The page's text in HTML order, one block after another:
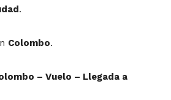
.
Colombo.
– Vuelo – Llegada a